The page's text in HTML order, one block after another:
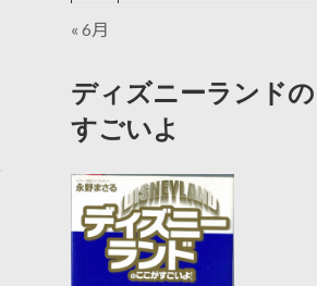
« 6月
ディズニーランド
すごいよ